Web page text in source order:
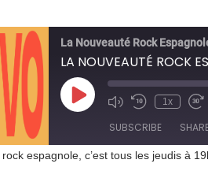
La Nouveauté Rock
LA NOUVEAUTÉ ROCK
Play
Episode Mute/Unmute
Rewind
Seconds
1x
30
SUBSCRIBE
espagnole, c’est tous les jeudis à